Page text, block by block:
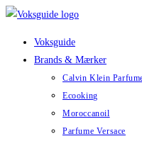
Skip
Voksguide
Brands & Mærker
Calvin Klein
Ecooking
Moroccanoil
Parfume Versace